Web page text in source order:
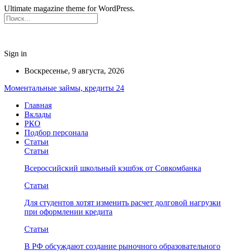
Ultimate magazine theme for WordPress.
Sign in
Воскресенье, 9 августа, 2026
Моментальные займы, кредиты 24
Главная
Вклады
РКО
Подбор персонала
Статьи
Статьи
Всероссийский школьный кэшбэк от Совкомбанка
Статьи
Для студентов хотят изменить расчет долговой нагрузки
при оформлении кредита
Статьи
В РФ обсуждают создание рыночного образовательного